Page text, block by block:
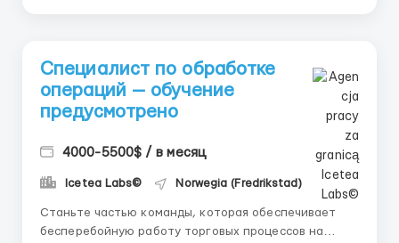
Специалист по обработке
операций — обучение
предусмотрено
4000-5500$ / в месяц
Icetea Labs© Norwegia (Fredrikstad)
Станьте частью команды, которая обеспечивает
бесперебойную работу торговых процессов на